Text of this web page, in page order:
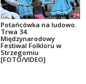
Potańcówka na ludowo.
Trwa 34.
Międzynarodowy
Festiwal Folkloru w
Strzegomiu
[FOTO/VIDEO]